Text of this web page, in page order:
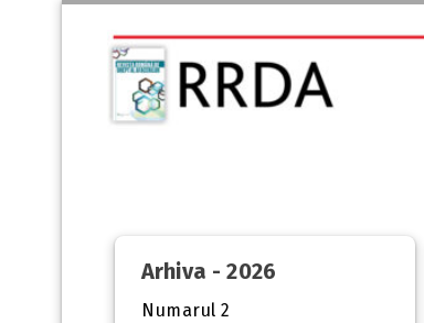
Arhiva - 2026
Numarul 2